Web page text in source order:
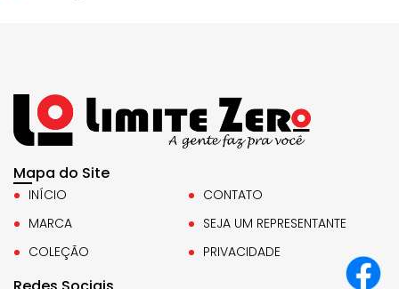
Mapa do Site
INÍCIO
MARCA
COLEÇÃO
CONTATO
SEJA UM REPRESENTANTE
PRIVACIDADE